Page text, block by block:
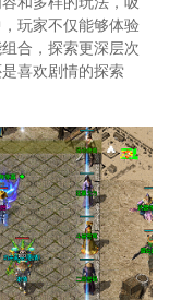
玩家不仅能够体验
合，探索更深层次
喜欢剧情的探索